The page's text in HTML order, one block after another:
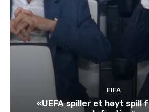
FIFA
«UEFA spiller et høyt spill